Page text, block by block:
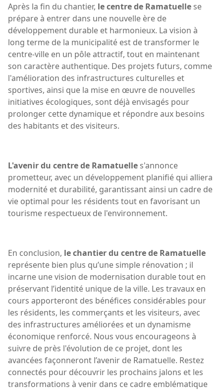
Après la fin du chantier, le centre de Ramatuelle se
prépare à entrer dans une nouvelle ère de
développement durable et harmonieux. La vision à
long terme de la municipalité est de transformer le
centre-ville en un pôle attractif, tout en maintenant
son caractère authentique. Des projets futurs, comme
l'amélioration des infrastructures culturelles et
sportives, ainsi que la mise en œuvre de nouvelles
initiatives écologiques, sont déjà envisagés pour
prolonger cette dynamique et répondre aux besoins
des habitants et des visiteurs.
L'avenir du centre de Ramatuelle s'annonce
prometteur, avec un développement planifié qui alliera
modernité et durabilité, garantissant ainsi un cadre de
vie optimal pour les résidents tout en favorisant un
tourisme respectueux de l'environnement.
En conclusion, le chantier du centre de Ramatuelle
représente bien plus qu’une simple rénovation ; il
incarne une vision de modernisation durable tout en
préservant l’identité unique de la ville. Les travaux en
cours apporteront des bénéfices considérables pour
les résidents, les commerçants et les visiteurs, avec
des infrastructures améliorées et un dynamisme
économique renforcé. Nous vous encourageons à
suivre de près l'évolution de ce projet, dont les
avancées façonneront l’avenir de Ramatuelle. Restez
connectés pour découvrir les prochains jalons et les
transformations à venir dans ce cadre emblématique